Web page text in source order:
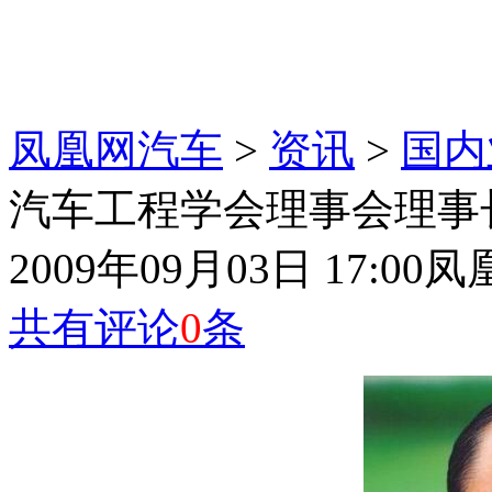
凤凰网汽车 > 资讯 > 国
汽车工程学会理事会理
2009年09月03日 17:00凤
共有评论0条